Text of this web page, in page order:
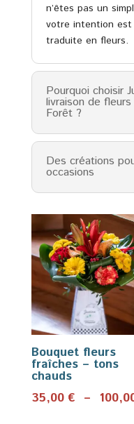
n’êtes pas un
votre intention est
traduite en fleurs.
Pourquoi choisir
livraison de
Forêt ?
Des créations
occasions
Bouquet fleurs
fraîches – tons
chauds
35,00€ –